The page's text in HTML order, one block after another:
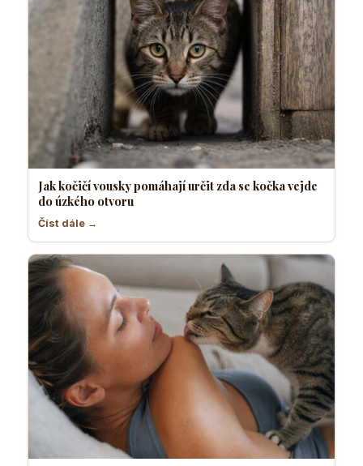
Jak kočičí vousky pomáhají určit zda se kočka vejde
do úzkého otvoru
Číst dále →